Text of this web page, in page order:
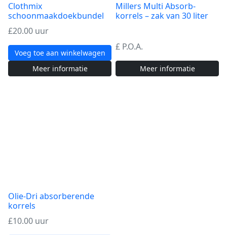
Clothmix
schoonmaakdoekbundel
£20.00 uur
Voeg toe aan winkelwagen
Meer informatie
Millers Multi Absorb-
korrels – zak van 30 liter
£ P.O.A.
Meer informatie
Olie-Dri absorberende
korrels
£10.00 uur